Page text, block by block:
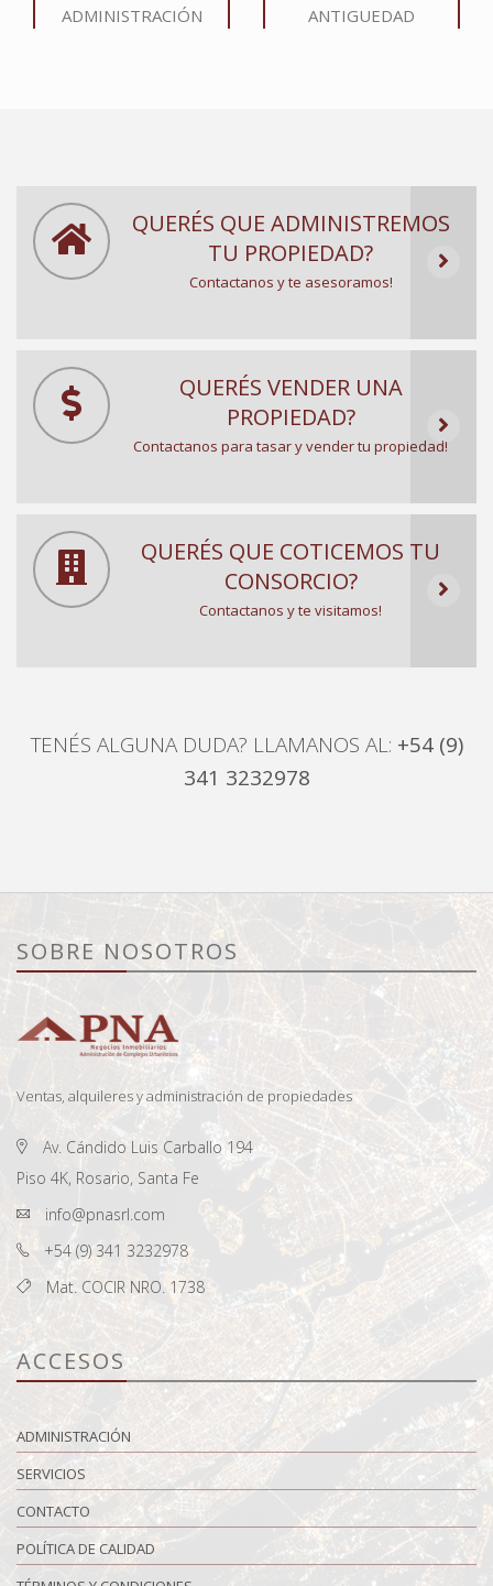
ADMINISTRACIÓN
ANTIGUEDAD
QUERÉS QUE ADMINISTREMOS
TU PROPIEDAD?
Contactanos y te asesoramos!
QUERÉS VENDER UNA
PROPIEDAD?
Contactanos para tasar y vender tu propiedad!
QUERÉS QUE COTICEMOS TU
CONSORCIO?
Contactanos y te visitamos!
TENÉS ALGUNA DUDA? LLAMANOS AL: +54 (9)
341 3232978
SOBRE NOSOTROS
Ventas, alquileres y administración de propiedades
Av. Cándido Luis Carballo 194
Piso 4K, Rosario, Santa Fe
info@pnasrl.com
+54 (9) 341 3232978
Mat. COCIR NRO. 1738
ACCESOS
ADMINISTRACIÓN
SERVICIOS
CONTACTO
POLÍTICA DE CALIDAD